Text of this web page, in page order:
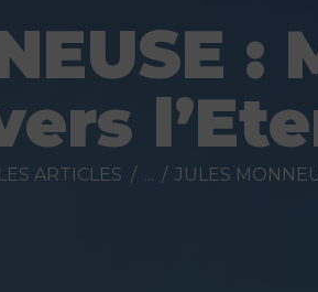
ARTICLES ... JULES
NOUS
CONTACTER
FAIRE UN DON